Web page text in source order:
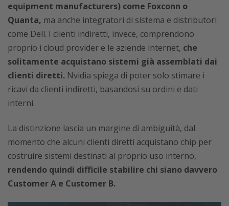
equipment manufacturers) come Foxconn o
Quanta, ma anche integratori di sistema e distributori
come Dell. I clienti indiretti, invece, comprendono
proprio i cloud provider e le aziende internet, che
solitamente acquistano sistemi già assemblati dai
clienti diretti. Nvidia spiega di poter solo stimare i
ricavi da clienti indiretti, basandosi su ordini e dati
interni.
La distinzione lascia un margine di ambiguità, dal
momento che alcuni clienti diretti acquistano chip per
costruire sistemi destinati al proprio uso interno,
rendendo quindi difficile stabilire chi siano davvero
Customer A e Customer B.